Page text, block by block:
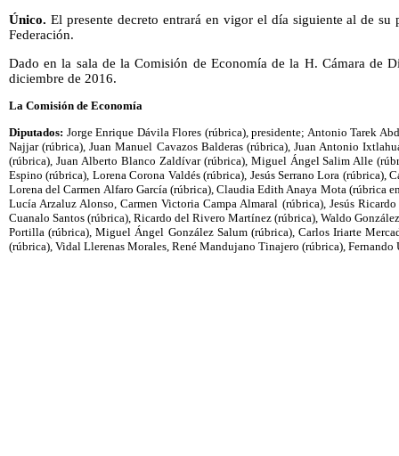
Único. El presente decreto entrará en vigor el día siguiente al de
Federación.
Dado en la sala de la Comisión de Economía de la H. Cámara de
diciembre de 2016.
La Comisión de Economía
Diputados: Jorge Enrique Dávila Flores (rúbrica), presidente; Antonio Tarek
Najjar (rúbrica), Juan Manuel Cavazos Balderas (rúbrica), Juan Antonio
(rúbrica), Juan Alberto Blanco Zaldívar (rúbrica), Miguel Ángel Salim Alle
Espino (rúbrica), Lorena Corona Valdés (rúbrica), Jesús Serrano Lora (rúbrica),
Lorena del Carmen Alfaro García (rúbrica), Claudia Edith Anaya Mota (rúbrica
Lucía Arzaluz Alonso, Carmen Victoria Campa Almaral (rúbrica), Jesús
Cuanalo Santos (rúbrica), Ricardo del Rivero Martínez (rúbrica), Waldo
Portilla (rúbrica), Miguel Ángel González Salum (rúbrica), Carlos Iriarte
(rúbrica), Vidal Llerenas Morales, René Mandujano Tinajero (rúbrica), Fernando